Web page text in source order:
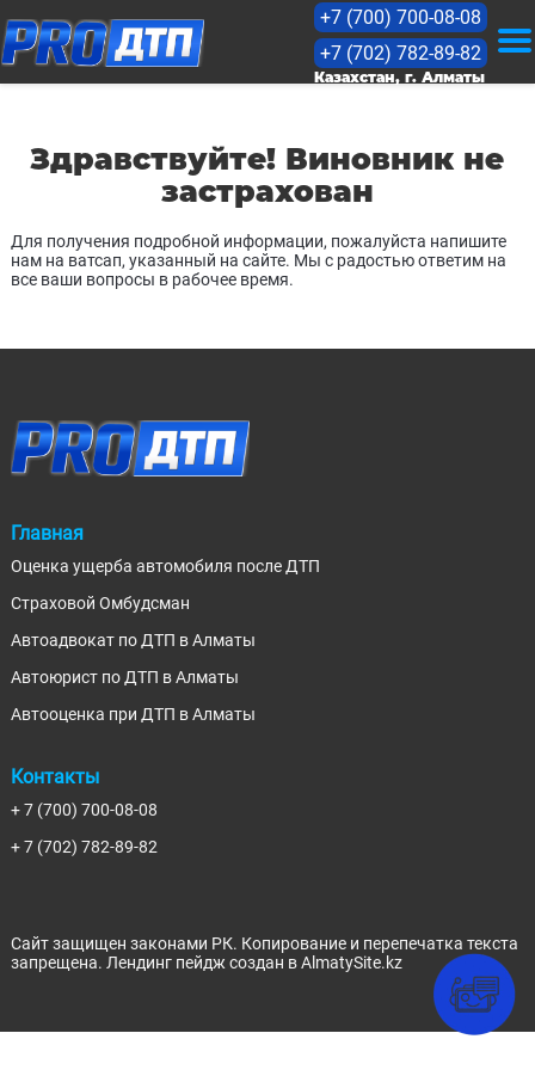
Оценка
Прайс
Кейсы
Статьи
+7 (700) 700-08-08
+7 (702) 782-89-82
Казахстан, г. Алматы
Здравствуйте! Виновник не
застрахован
Для получения подробной информации, пожалуйста напишите
нам на ватсап, указанный на сайте. Мы с радостью ответим на
все ваши вопросы в рабочее время.
Главная
Оценка ущерба автомобиля после ДТП
Страховой Омбудсман
Автоадвокат по ДТП в Алматы
Автоюрист по ДТП в Алматы
Автооценка при ДТП в Алматы
Контакты
+ 7 (700) 700-08-08
+ 7 (702) 782-89-82
Сайт защищен законами РК. Копирование и перепечатка текста
запрещена. Лендинг пейдж создан в AlmatySite.kz